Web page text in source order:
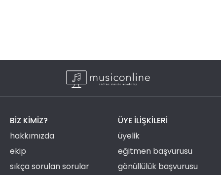
BIZ KIMIZ?
hakkımızda
ekip
sıkça sorulan sorular
ÜYE ILIŞKILERI
üyelik
eğitmen başvurusu
gönüllülük başvurusu